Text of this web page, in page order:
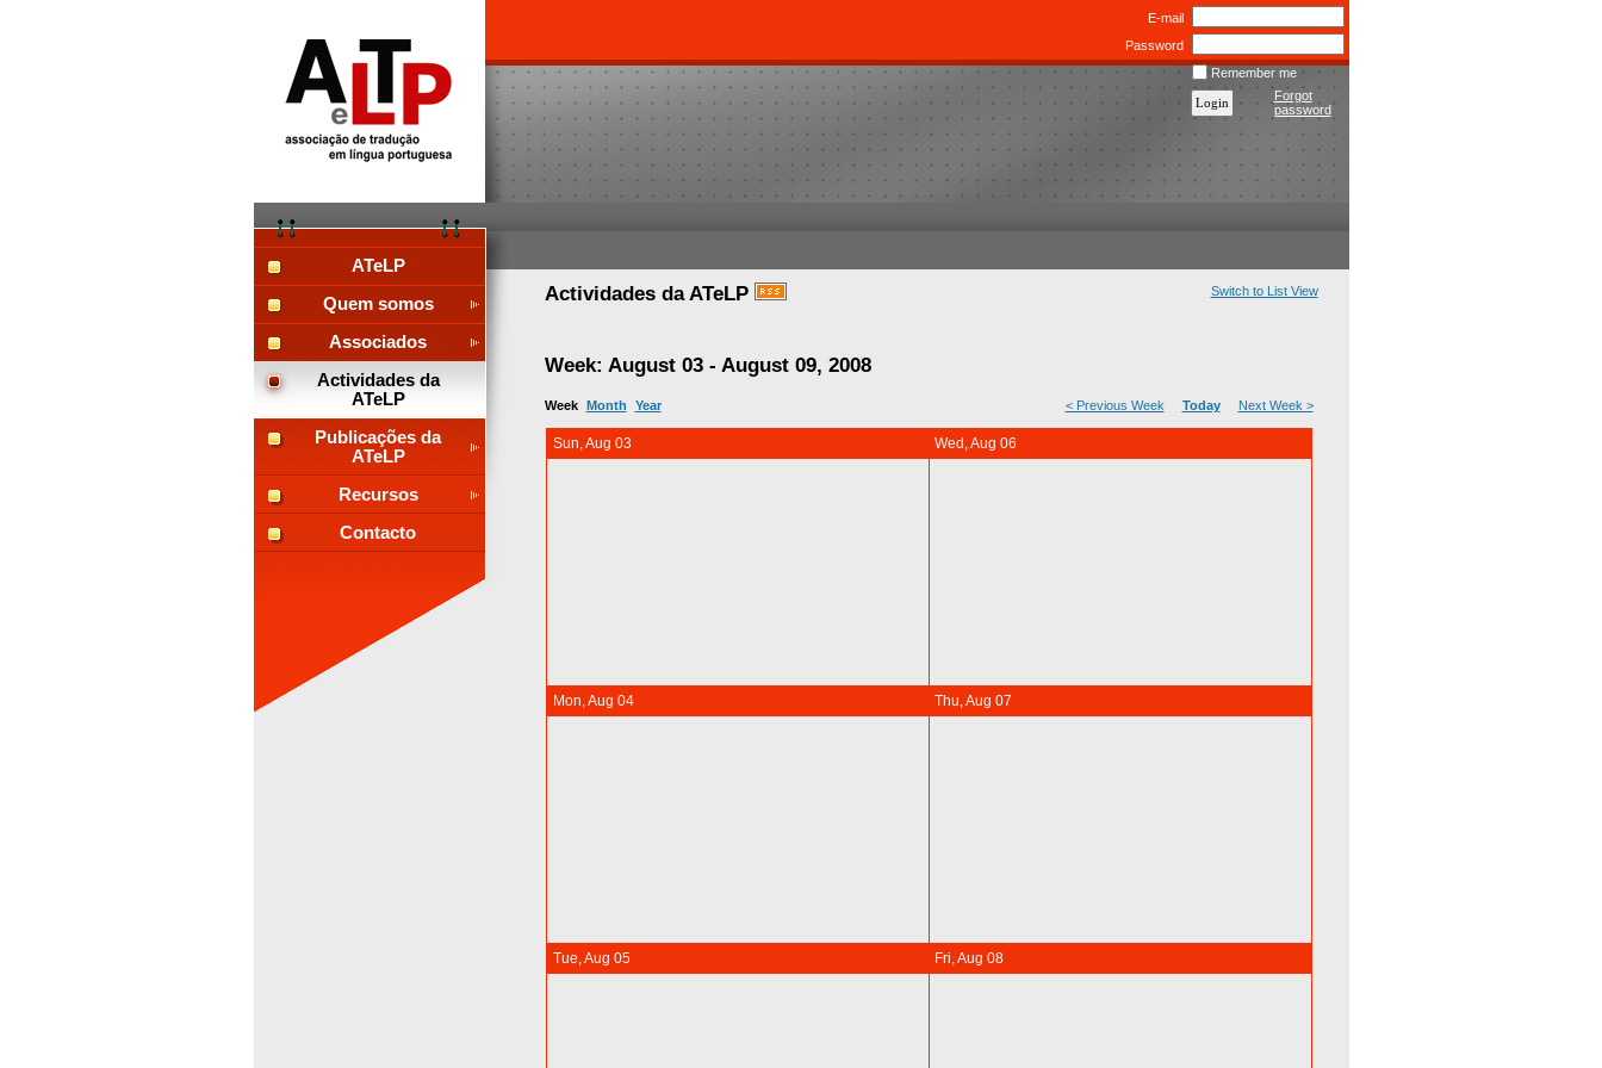
ATeLP
Quem somos
Associados
Actividades da
ATeLP
Publicações da
ATeLP
Recursos
Contacto
E-mail
Password
Remember me
Forgot
password
Switch to List View
Actividades da ATeLP
Week: August 03 - August 09, 2008
Week Month Year < Previous Week Today Next Week >
Sun, Aug 03 Wed, Aug 06
Mon, Aug 04 Thu, Aug 07
Tue, Aug 05 Fri, Aug 08